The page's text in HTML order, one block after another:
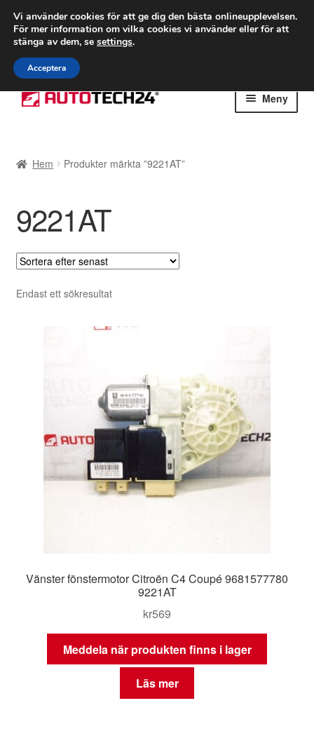
FRAKT från 75 kr
Världsomspännande frakt
Ring 766 924 713
Hoppa
till
Hoppa
till
Meny
Betalningar
Integritetspolicy
Klagomål
Kolla upp
Reklamationsprocedur
Transport
Villkor
Hem Produkter märkta ”9221AT”
9221AT
Endast ett sökresultat
Vänster fönstermotor Citroën C4 Coupé 9681577780
9221AT
kr569
Meddela när produkten finns i lager
Läs mer
Vi använder cookies för att ge dig den bästa onlineupplevelsen.
För mer information om vilka cookies vi använder eller för att
stänga av dem, se settings.
Acceptera